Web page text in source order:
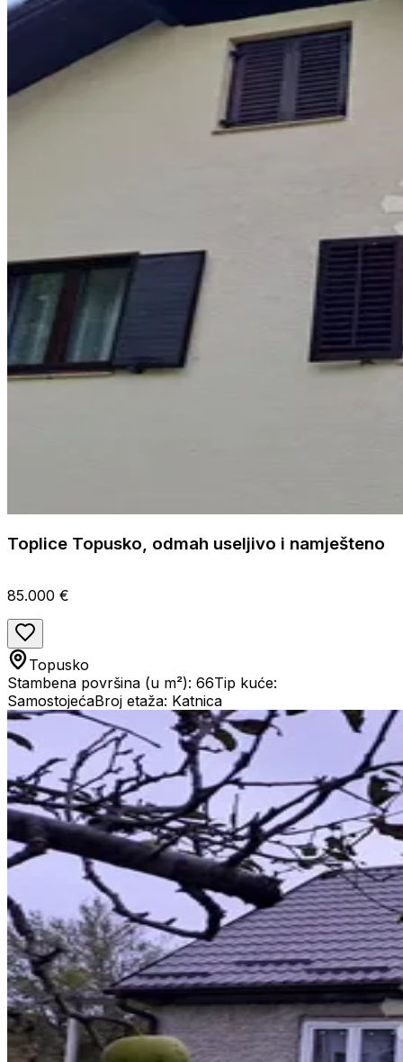
Toplice Topusko, odmah useljivo i namješteno
85.000 €
Topusko
Stambena površina (u m²): 66Tip kuće:
SamostojećaBroj etaža: Katnica